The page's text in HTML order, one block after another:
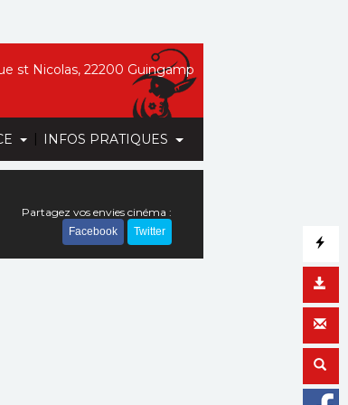
| INFOS PRATIQUES
st Nicolas, 22200 Guingamp
Partagez vos envies cinéma :
Facebook Twitter